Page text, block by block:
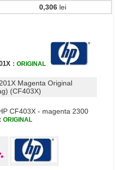
0,306 lei
: ORIGINAL
Magenta Original
(CF403X)
CF403X - magenta 2300
ORIGINAL